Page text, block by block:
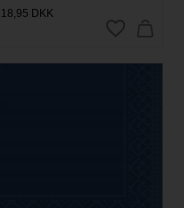
18,95 DKK